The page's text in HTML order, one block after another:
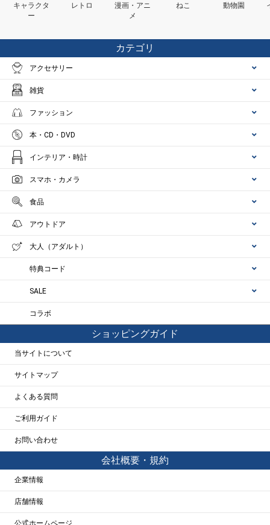
キャラクタ
ー
レトロ
漫画・アニ
メ
ねこ 動物園
カテゴリ
アクセサリー
雑貨
ファッション
本・CD・DVD
インテリア・時計
スマホ・カメラ
食品
アウトドア
大人（アダルト）
特典コード
SALE
コラボ
ショッピングガイド
当サイトについて
サイトマップ
よくある質問
ご利用ガイド
お問い合わせ
会社概要・規約
企業情報
店舗情報
公式ホームページ